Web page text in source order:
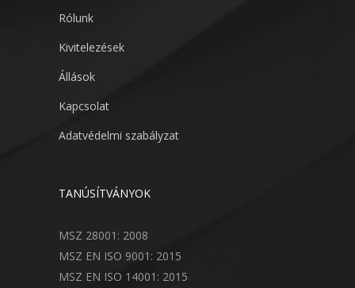
Rólunk
Kivitelezések
Állások
Kapcsolat
Adatvédelmi szabályzat
TANÚSÍTVÁNYOK
MSZ 28001: 2008
MSZ EN ISO 9001: 2015
MSZ EN ISO 14001: 2015